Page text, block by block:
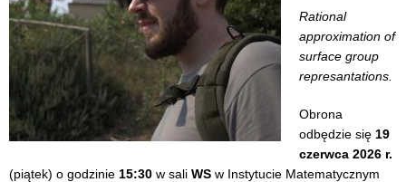
Rational
approximation of
surface group
represantations.
Obrona
odbędzie się 19
czerwca 2026 r.
(piątek) o godzinie 15:30 w sali WS w Instytucie Matematycznym